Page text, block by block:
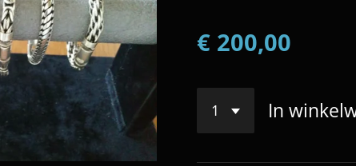
€ 200,00
In